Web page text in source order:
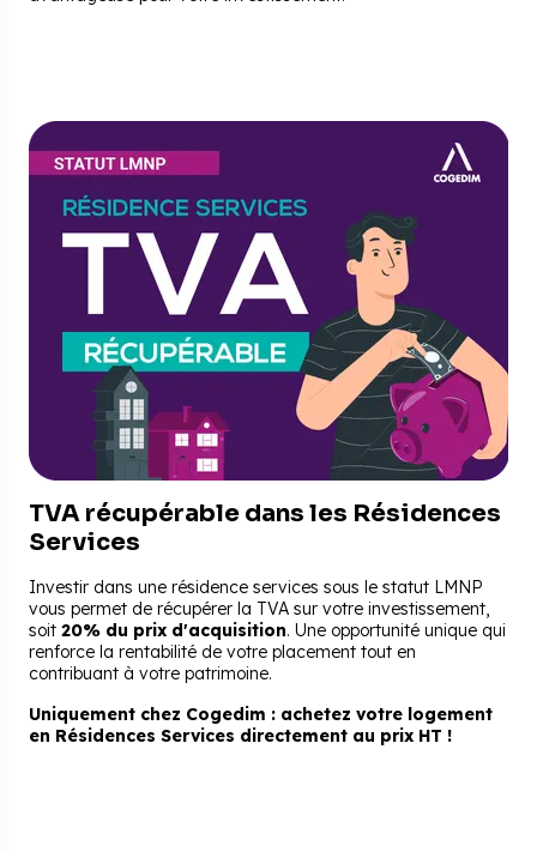
TVA récupérable dans les Résidences
Services
Investir dans une résidence services sous le statut LMNP
vous permet de récupérer la TVA sur votre investissement,
soit 20% du prix d'acquisition. Une opportunité unique qui
renforce la rentabilité de votre placement tout en
contribuant à votre patrimoine.
Uniquement chez Cogedim : achetez votre logement
en Résidences Services directement au prix HT !